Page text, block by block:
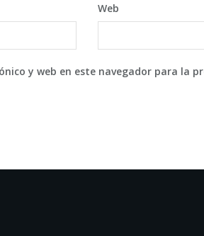
Web
y web en este navegador para la